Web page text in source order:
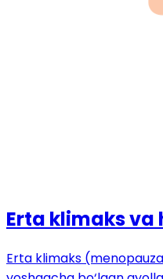
Erta klimaks
Erta klimaks